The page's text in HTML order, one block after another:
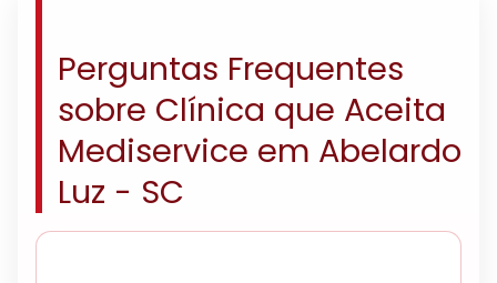
Perguntas Frequentes
sobre Clínica que Aceita
Mediservice em Abelardo
Luz - SC